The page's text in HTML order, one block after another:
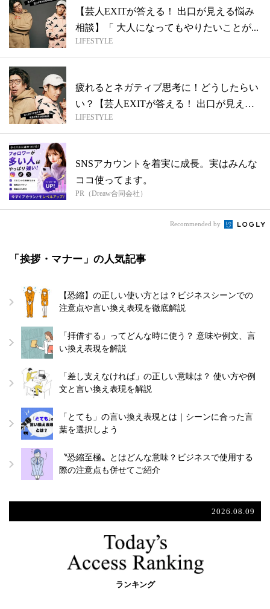
【芸人EXITが答える！ 出口が見える悩み
相談】「 大人になってもやりたいことが...
LIFESTYLE
疲れるとネガティブ思考に！どうしたらい
い？【芸人EXITが答える！ 出口が見え
る...
LIFESTYLE
SNSアカウントを着実に成長。実はみんな
ココ使ってます。
PR（Dreaw合同会社）
Recommended by
「挨拶・マナー」の人気記事
【恐縮】の正しい使い方とは？ビジネスシーンでの
注意点や言い換え表現を徹底解説
「拝借する」ってどんな時に使う？ 意味や例文、言
い換え表現を解説
「差し支えなければ」の正しい意味は？ 使い方や例
文と言い換え表現を解説
「とても」の言い換え表現とは｜シーンに合った言
葉を選択しよう
〝恐縮至極〟とはどんな意味？ビジネスで使用する
際の注意点も併せてご紹介
2026.08.09
ランキング